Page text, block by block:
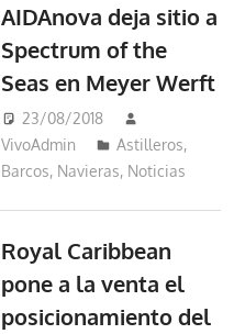
AIDAnova deja sitio a
Spectrum of the
Seas en Meyer Werft
23/08/2018
VivoAdmin
Astilleros,
Barcos, Navieras, Noticias
Royal Caribbean
pone a la venta el
posicionamiento del